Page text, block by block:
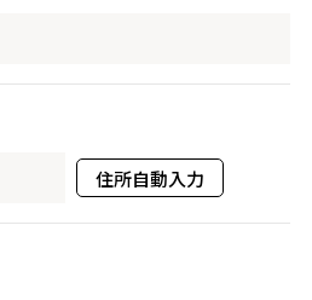
住所自動入力